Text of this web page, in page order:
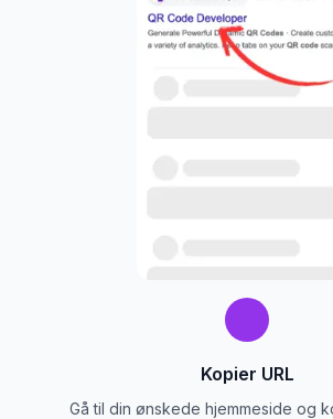
Kopier URL
Gå til din ønskede hjemmeside og